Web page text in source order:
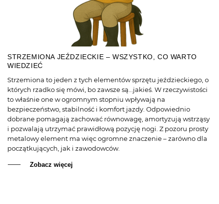
STRZEMIONA JEŹDZIECKIE – WSZYSTKO, CO WARTO
WIEDZIEĆ
Strzemiona to jeden z tych elementów sprzętu jeździeckiego, o
których rzadko się mówi, bo zawsze są...jakieś. W rzeczywistości
to właśnie one w ogromnym stopniu wpływają na
bezpieczeństwo, stabilność i komfort jazdy. Odpowiednio
dobrane pomagają zachować równowagę, amortyzują wstrząsy
i pozwalają utrzymać prawidłową pozycję nogi. Z pozoru prosty
metalowy element ma więc ogromne znaczenie – zarówno dla
początkujących, jak i zawodowców.
Zobacz więcej